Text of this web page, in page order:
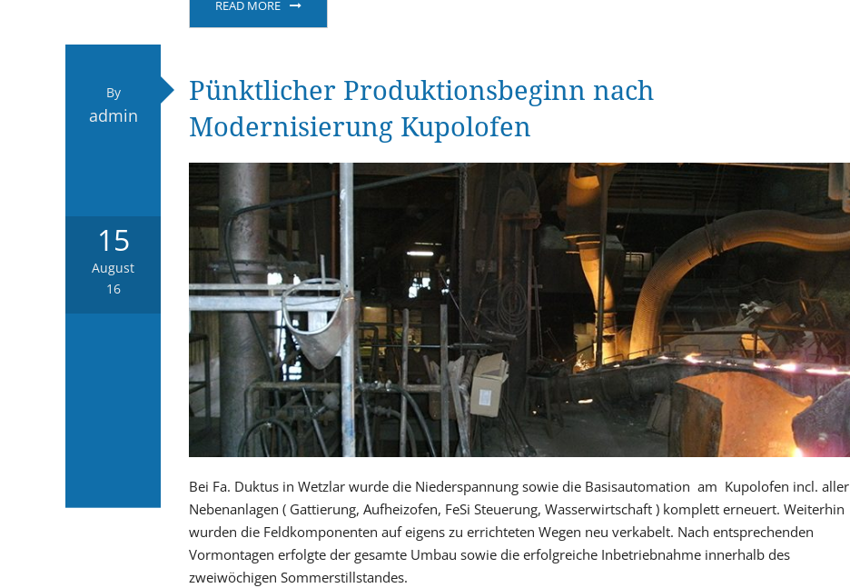
READ MORE
By
admin
15
August
16
Pünktlicher Produktionsbeginn nach
Modernisierung Kupolofen
Bei Fa. Duktus in Wetzlar wurde die Niederspannung sowie die Basisautomation am Kupolofen incl. aller
Nebenanlagen ( Gattierung, Aufheizofen, FeSi Steuerung, Wasserwirtschaft ) komplett erneuert. Weiterhin
wurden die Feldkomponenten auf eigens zu errichteten Wegen neu verkabelt. Nach entsprechenden
Vormontagen erfolgte der gesamte Umbau sowie die erfolgreiche Inbetriebnahme innerhalb des
zweiwöchigen Sommerstillstandes.